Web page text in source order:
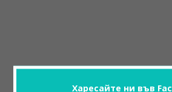
Харесайте ни във